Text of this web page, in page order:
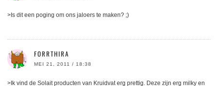
>Is dit een poging om ons jaloers te maken? ;)
FORRTHIRA
MEI 21, 2011 / 18:38
>Ik vind de Solait producten van Kruidvat erg prettig. Deze zijn erg milky en